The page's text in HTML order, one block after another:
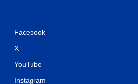
Facebook
X
YouTube
Instagram